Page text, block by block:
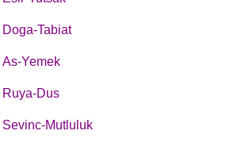
Doga-Tabiat
As-Yemek
Ruya-Dus
Sevinc-Mutluluk